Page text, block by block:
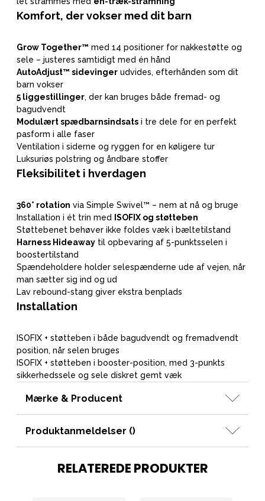
Komfort, der vokser med dit barn
Grow Together™ med 14 positioner for nakkestøtte og
sele – justeres samtidigt med én hånd
AutoAdjust™ sidevinger udvides, efterhånden som dit
barn vokser
5 liggestillinger, der kan bruges både fremad- og
bagudvendt
Modulært spædbarnsindsats i tre dele for en perfekt
pasform i alle faser
Ventilation i siderne og ryggen for en køligere tur
Luksuriøs polstring og åndbare stoffer
Fleksibilitet i hverdagen
360° rotation via Simple Swivel™ – nem at nå og bruge
Installation i ét trin med
ISOFIX og støtteben
Støttebenet behøver ikke foldes væk i bæltetilstand
Harness Hideaway til opbevaring af 5-punktsselen i
boostertilstand
Spændeholdere holder selespænderne ude af vejen, når
man sætter sig ind og ud
Lav rebound-stang giver ekstra benplads
Installation
ISOFIX + støtteben i både bagudvendt og fremadvendt
position, når selen bruges
ISOFIX + støtteben i booster-position, med 3-punkts
sikkerhedssele og sele diskret gemt væk
Mærke & Producent
Produktanmeldelser ()
RELATEREDE PRODUKTER